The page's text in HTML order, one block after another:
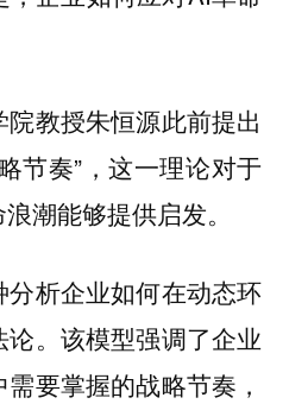
教授朱恒源此前提出
节奏”，这一理论对于
潮能够提供启发。
析企业如何在动态环
。该模型强调了企业
要掌握的战略节奏，